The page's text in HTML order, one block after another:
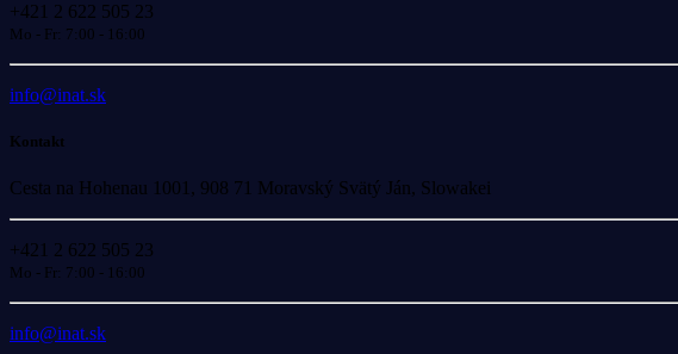
+421 2 622 505 23
Mo - Fr: 7:00 - 16:00
info@inat.sk
Kontakt
Cesta na Hohenau 1001, 908 71 Moravský Svätý Ján, Slowakei
+421 2 622 505 23
Mo - Fr: 7:00 - 16:00
info@inat.sk